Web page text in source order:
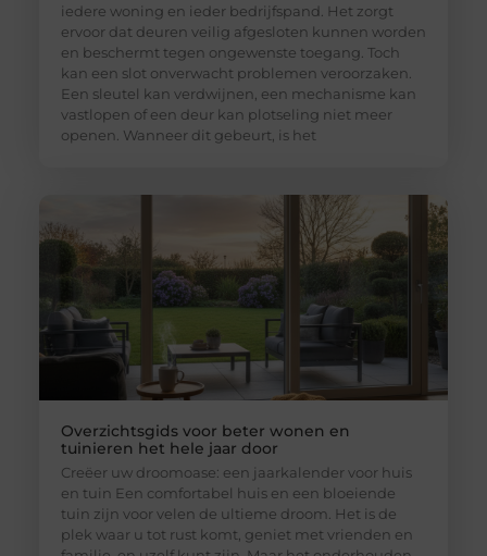
iedere woning en ieder bedrijfspand. Het zorgt
ervoor dat deuren veilig afgesloten kunnen worden
en beschermt tegen ongewenste toegang. Toch
kan een slot onverwacht problemen veroorzaken.
Een sleutel kan verdwijnen, een mechanisme kan
vastlopen of een deur kan plotseling niet meer
openen. Wanneer dit gebeurt, is het
Overzichtsgids voor beter wonen en
tuinieren het hele jaar door
Creëer uw droomoase: een jaarkalender voor huis
en tuin Een comfortabel huis en een bloeiende
tuin zijn voor velen de ultieme droom. Het is de
plek waar u tot rust komt, geniet met vrienden en